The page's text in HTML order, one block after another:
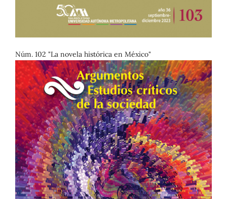
Núm. 102 "La novela histórica en México"